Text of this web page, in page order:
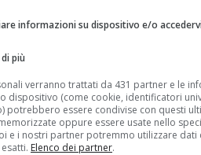
informazioni su dispositivo e/o
più
verranno trattati da 431 partner e le
dispositivo (come cookie, identificatori
potrebbero essere condivise con questi
oppure essere usate nello
e i nostri partner potremmo utilizzare dati
Elenco dei partner.